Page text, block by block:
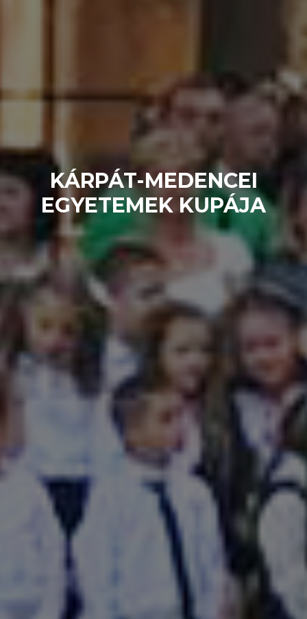
KÁRPÁT-MEDENCEI
EGYETEMEK KUPÁJA